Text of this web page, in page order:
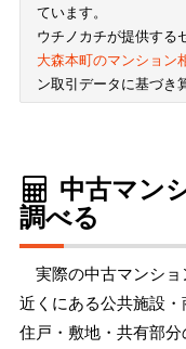
ています。
ウチノカチが提供する
大森本町のマンション
ン取引データに基づき
中古マン
調べる
実際の中古マンショ
近くにある公共施設・
住戸・敷地・共有部